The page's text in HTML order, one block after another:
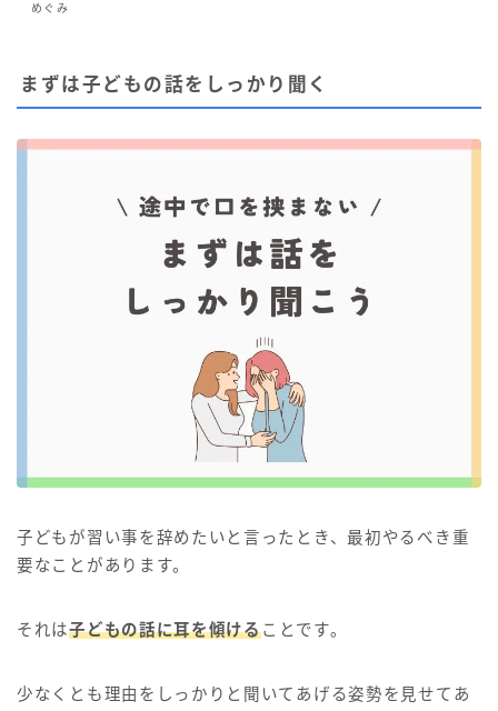
めぐみ
まずは子どもの話をしっかり聞く
子どもが習い事を辞めたいと言ったとき、最初やるべき重
要なことがあります。
それは子どもの話に耳を傾けることです。
少なくとも理由をしっかりと聞いてあげる姿勢を見せてあ